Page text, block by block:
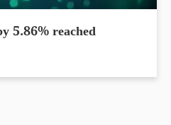
5.86% reached